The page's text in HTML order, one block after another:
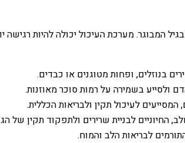
המבוגר. מערכת העיכול יכולה להיות
בנוזלים, ופחות מטוגנים או כבדים.
ולסייע בשמירה על רמות סוכר מאוזנות.
לעיכול תקין ולבריאות הכללית.
החיוניים לבניית שרירים ולתפקוד תקין של
לבריאות הלב והמוח.